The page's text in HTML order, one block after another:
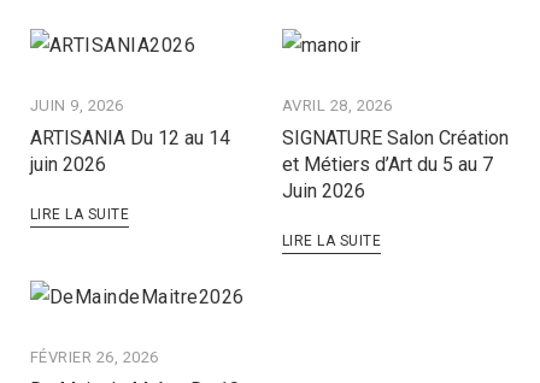
JUIN 9, 2026
ARTISANIA Du 12 au 14
juin 2026
LIRE LA SUITE
AVRIL 28, 2026
SIGNATURE Salon Création
et Métiers d’Art du 5 au 7
Juin 2026
LIRE LA SUITE
FÉVRIER 26, 2026